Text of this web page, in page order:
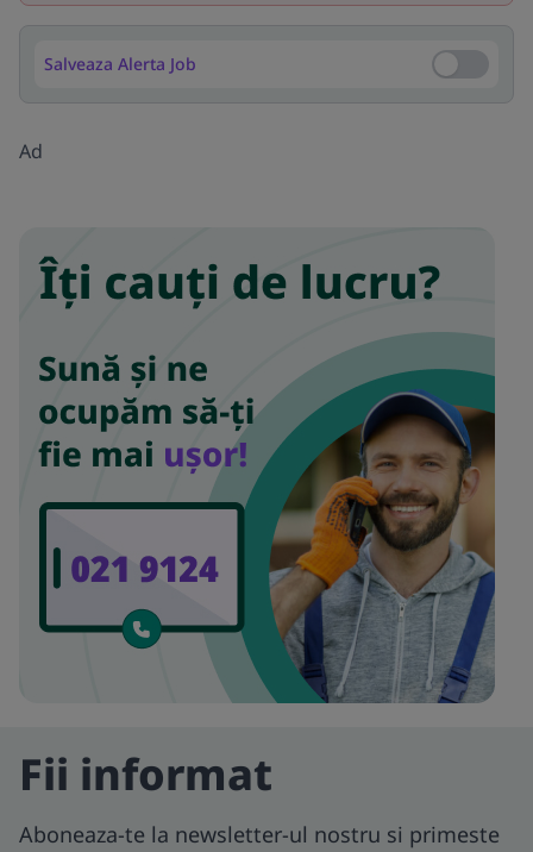
Salveaza Alerta Job Salveaza
Ad
Fii informat
Aboneaza-te la newsletter-ul nostru si primeste